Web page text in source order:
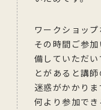
ワークショッ
その時間ご参
備していただ
とがあると講
迷惑がかかりま
何より参加で